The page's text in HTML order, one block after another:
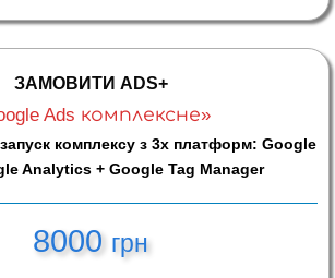
ЗАМОВИТИ ADS+
Ads комплексне»
комплексу з 3х платформ: Google
Analytics + Google Tag Manager
8000 грн